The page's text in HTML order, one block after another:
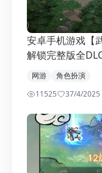
安卓手机游戏【
解锁完整版全
网游
角色扮演
11525
37/4/2025